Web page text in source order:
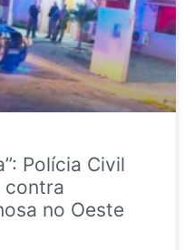
Polícia Civil
contra
no Oeste